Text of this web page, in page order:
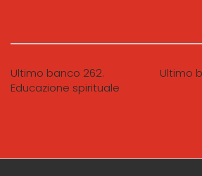
Ultimo banco 262.
Educazione spirituale
Ultimo